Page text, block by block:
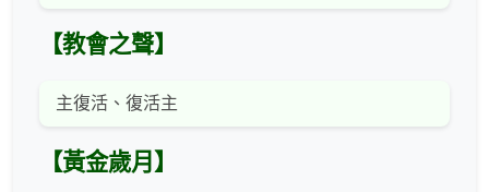
【教會之聲】
主復活、復活主
【黃金歲月】